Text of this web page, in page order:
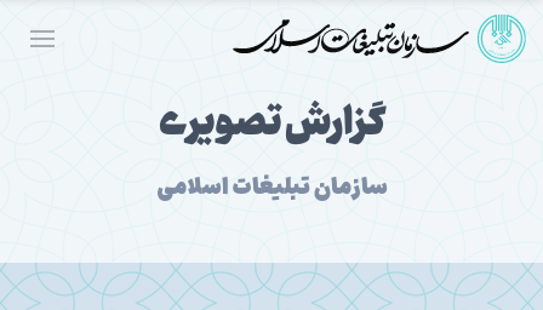
گزارش تصویری
سازمان تبلیغات اسلامی